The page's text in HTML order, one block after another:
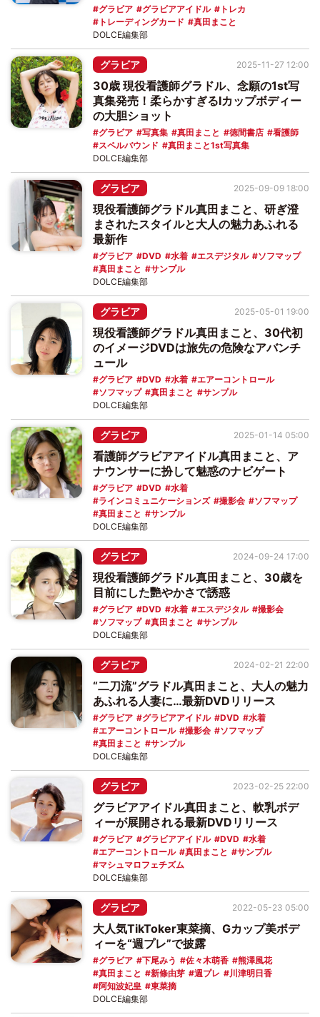
グラビア グラビアアイドル
トレカ
トレーディングカード
真田まこと
DOLCE編集部
グラビア
30歳 現役看護師グラドル、念願の1st写
真集発売！柔らかすぎるIカップボディー
の大胆ショット
グラビア 写真集 真田まこと 徳間書店
看護師
スペルバウンド
真田まこと1st写真集
2025-11-27 12:00
DOLCE編集部
グラビア
現役看護師グラドル真田まこと、研ぎ澄
まされたスタイルと大人の魅力あふれる
最新作
グラビア DVD 水着 エスデジタル
ソフマップ
真田まこと
サンプル
2025-09-09 18:00
DOLCE編集部
グラビア
現役看護師グラドル真田まこと、30代初
のイメージDVDは旅先の危険なアバンチ
ュール
グラビア DVD 水着
エアーコントロール
ソフマップ
真田まこと サンプル
2025-05-01 19:00
DOLCE編集部
グラビア
看護師グラビアアイドル真田まこと、ア
ナウンサーに扮して魅惑のナビゲート
グラビア DVD
水着
ラインコミュニケーションズ
撮影会
ソフマップ
真田まこと
サンプル
2025-01-14 05:00
DOLCE編集部
グラビア
現役看護師グラドル真田まこと、30歳を
目前にした艷やかさで誘惑
グラビア DVD 水着 エスデジタル
撮影会
ソフマップ
真田まこと サンプル
2024-09-24 17:00
DOLCE編集部
グラビア
“二刀流”グラドル真田まこと、大人の魅力
あふれる人妻に…最新DVDリリース
グラビア グラビアアイドル DVD
水着
エアーコントロール
撮影会
ソフマップ
真田まこと
サンプル
2024-02-21 22:00
DOLCE編集部
グラビア
グラビアアイドル真田まこと、軟乳ボデ
ィーが展開される最新DVDリリース
グラビア グラビアアイドル DVD
水着
エアーコントロール
真田まこと
サンプル
マシュマロフェチズム
2023-02-25 22:00
DOLCE編集部
グラビア
大人気TikToker東菜摘、Gカップ美ボデ
ィーを“週プレ”で披露
グラビア 下尾みう 佐々木萌香
熊澤風花
真田まこと
新條由芽 週プレ
川津明日香
阿知波妃皇
東菜摘
2022-05-23 05:00
DOLCE編集部